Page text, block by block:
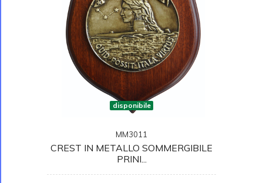
disponibile
MM3011
CREST IN METALLO SOMMERGIBILE
PRINI...